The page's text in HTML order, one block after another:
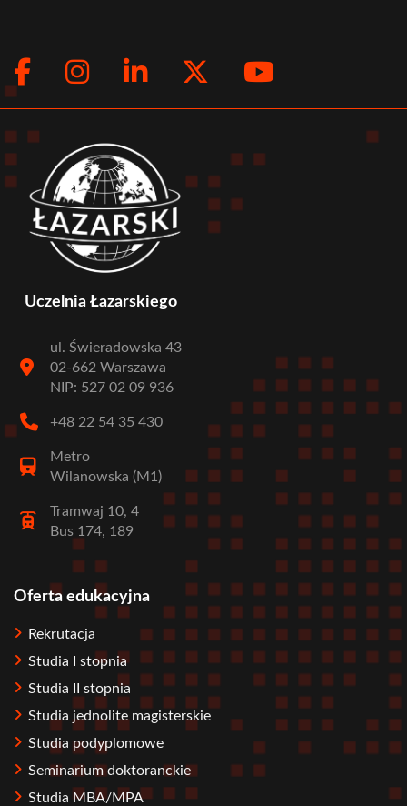
Social
menu
Facebook
Instagram
LinkedInTwitter
Uczelnia Łazarskiego
ul. Świeradowska 43
02-662 Warszawa
NIP: 527 02 09 936
+48 22 54 35 430
Metro
Wilanowska (M1)
Tramwaj 10, 4
Bus 174, 189
Stopka
Oferta edukacyjna
Rekrutacja
Studia I stopnia
Studia II stopnia
Studia jednolite magisterskie
Studia podyplomowe
Seminarium doktoranckie
Studia MBA/MPA